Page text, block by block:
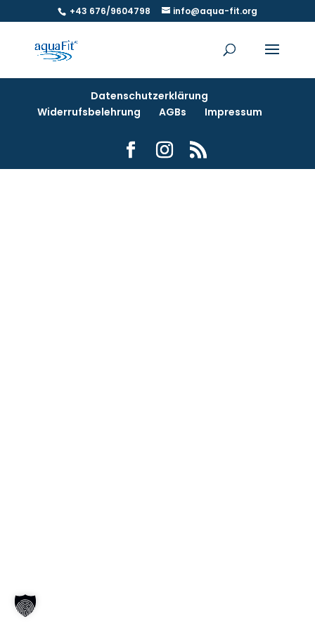
+43 676/9604798 info@aqua-fit.org
Datenschutzerklärung
Widerrufsbelehrung
AGBs Impressum